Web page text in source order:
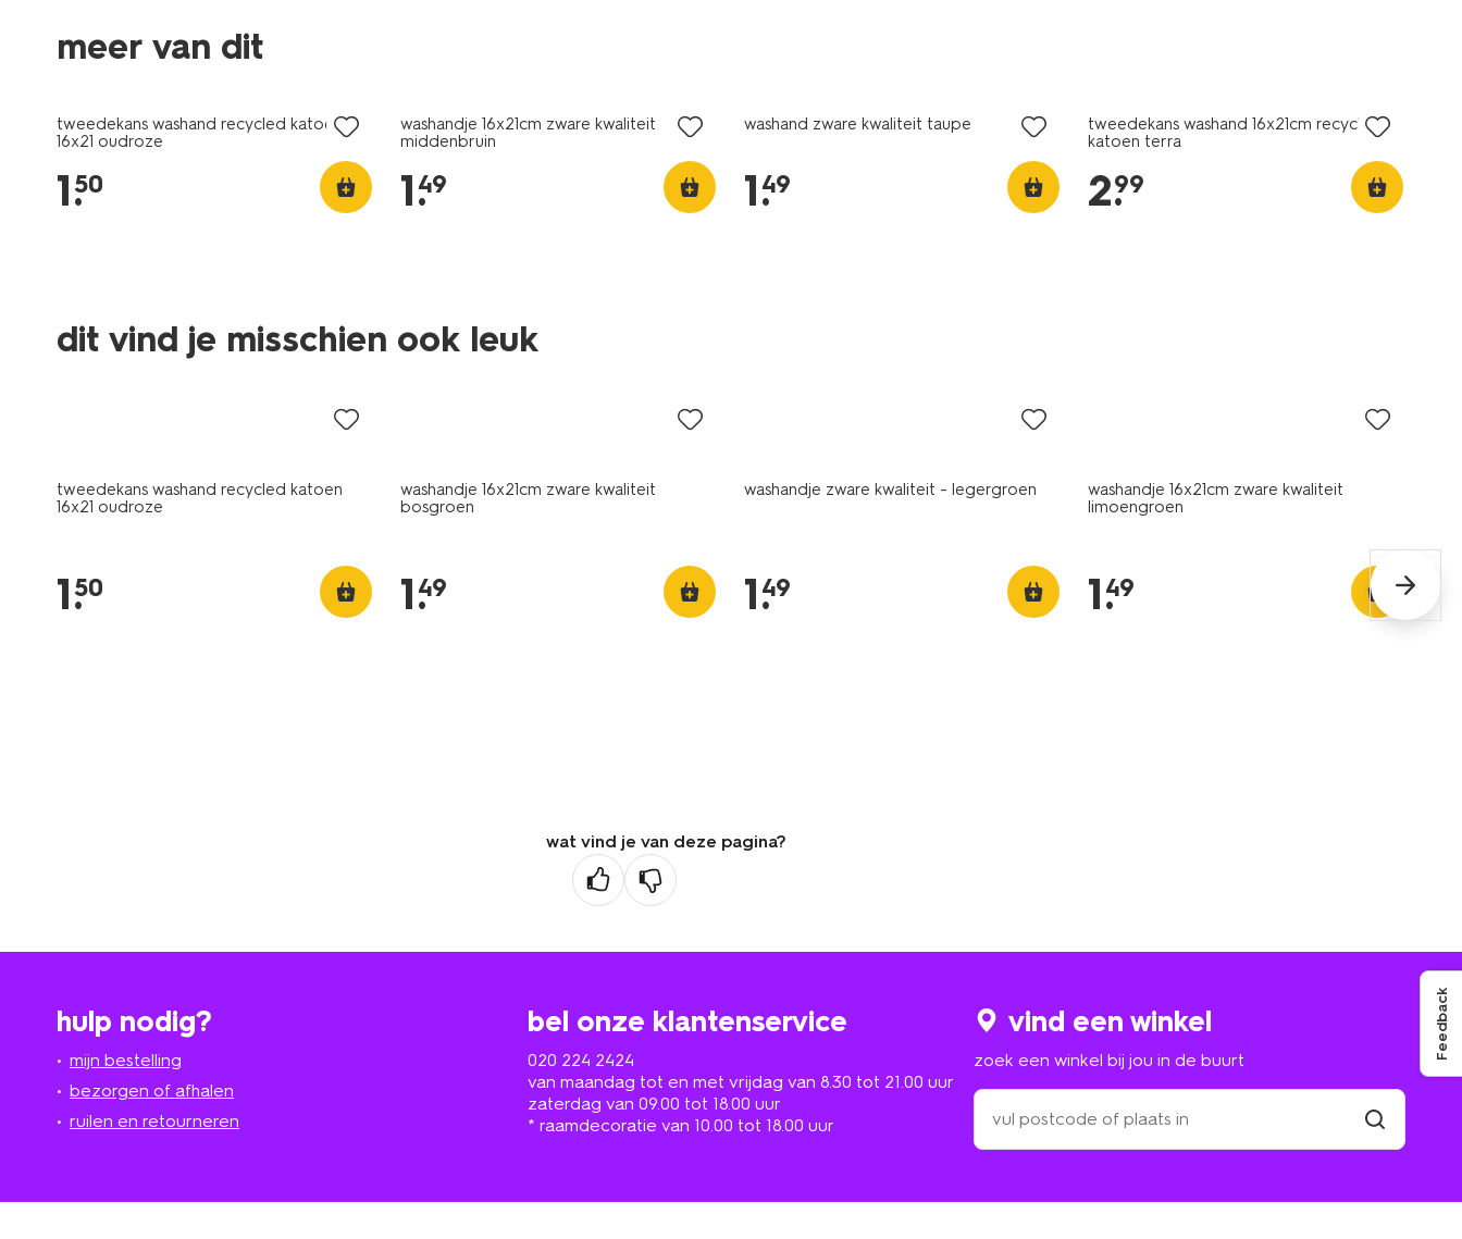
meer van dit
tweedekans washand recycled katoen
16x21 oudroze
1.
50
washandje 16x21cm zware kwaliteit
middenbruin
1.
49
washand zware kwaliteit taupe
1.
49
tweedekans washand 16x21cm recycled
katoen terra
2.
99
dit vind je misschien ook leuk
tweedekans washand recycled katoen
16x21 oudroze
1.
50
washandje 16x21cm zware kwaliteit
bosgroen
1.
49
washandje zware kwaliteit - legergroen
1.
49
washandje 16x21cm zware kwaliteit
limoengroen
1.
49
wat vind je van deze pagina?
hulp nodig?
mijn bestelling
bezorgen of afhalen
ruilen en retourneren
bel onze klantenservice
020 224 2424
van maandag tot en met vrijdag van 8.30 tot 21.00 uur
zaterdag van 09.00 tot 18.00 uur
* raamdecoratie van 10.00 tot 18.00 uur
vind een winkel
zoek een winkel bij jou in de buurt
zoek
een
winkel
in
Feedback